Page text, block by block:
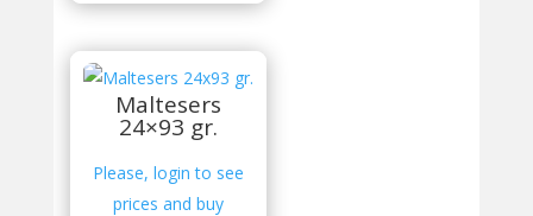
Maltesers
24×93 gr.
Please, login to see
prices and buy